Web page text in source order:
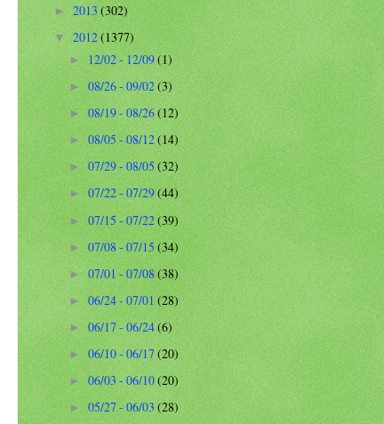
►2013(302)
▼2012(1377)
►12/02 - 12/09(1)
►08/26 - 09/02(3)
►08/19 - 08/26(12)
►08/05 - 08/12(14)
►07/29 - 08/05(32)
►07/22 - 07/29(44)
► 07/15 - 07/22(39)
►07/08 - 07/15(34)
►07/01 - 07/08(38)
►06/24 - 07/01(28)
►06/17 - 06/24(6)
►06/10 - 06/17(20)
►06/03 - 06/10(20)
►05/27 - 06/03(28)